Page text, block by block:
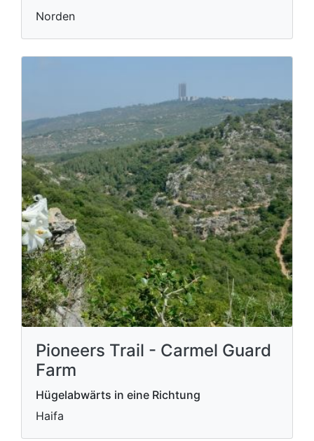
Norden
Pioneers Trail - Carmel Guard
Farm
Hügelabwärts in eine Richtung
Haifa